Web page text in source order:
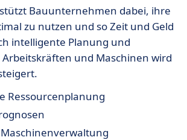
Bauunternehmen dabei, ihre
zu nutzen und so Zeit und Geld
intelligente Planung und
und Maschinen wird
Ressourcenplanung